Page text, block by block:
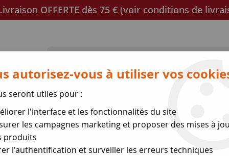
OFFERTE dès 75 € (voir conditions de
Mica et joint à découper Joints de porte
des expéditions le 17
autorisez-vous à utiliser vos
seront utiles pour :
l'interface et les fonctionnalités du site
les campagnes marketing et proposer des mises à
produits
l'authentification et surveiller les erreurs techniques